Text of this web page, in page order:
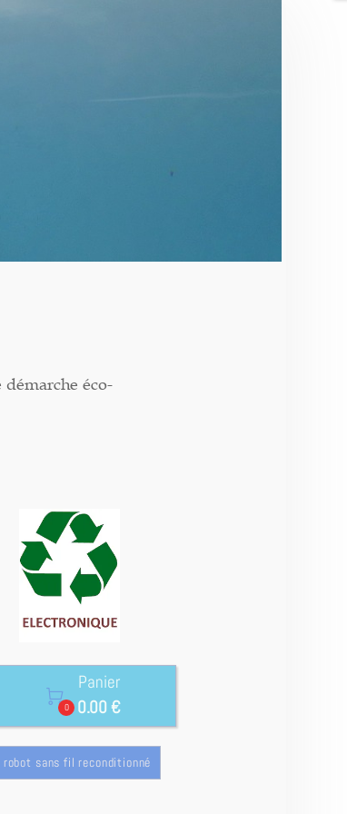
éco-

0
Panier
0.00 €
robot sans fil reconditionné